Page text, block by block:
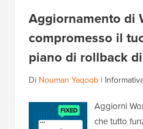
Aggiornamento di
compromesso il
piano di rollback
Di Nouman Yaqoob |
Aggiorni
che tutto